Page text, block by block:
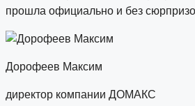
прошла официально и без
Дорофеев Максим
директор компании ДОМАКС